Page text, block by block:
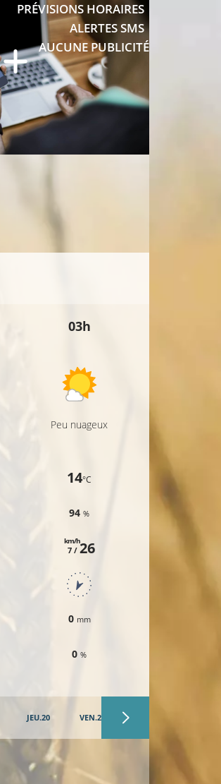
30°C
PRÉVISIONS HORAIRES
ALERTES SMS
AUCUNE PUBLICITÉ
03h
Peu nuageux
14°C
94%
7 /
km/h26
0 mm
0%
JEU.20 VEN.21